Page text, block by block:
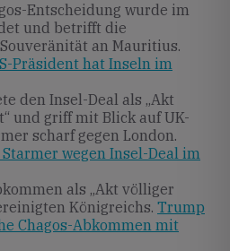
Entscheidung wurde im
und betrifft die
an Mauritius.
Präsident hat Inseln im
den Insel-Deal als „Akt
und griff mit Blick auf UK-
scharf gegen London.
wegen Insel-Deal im
als „Akt völliger
Königreichs. Trump
Chagos-Abkommen mit